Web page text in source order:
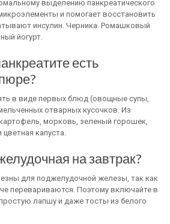
выделению панкреатического
и помогает восстановить
инсулин. Черника. Ромашковый
йогурт.
есть
в виде первых блюд (овощные супы,
отварных кусочков. Из
морковь, зеленый горошек,
капуста.
на завтрак?
для поджелудочной железы, так как
перевариваются. Поэтому включайте в
лапшу и даже тосты из белого